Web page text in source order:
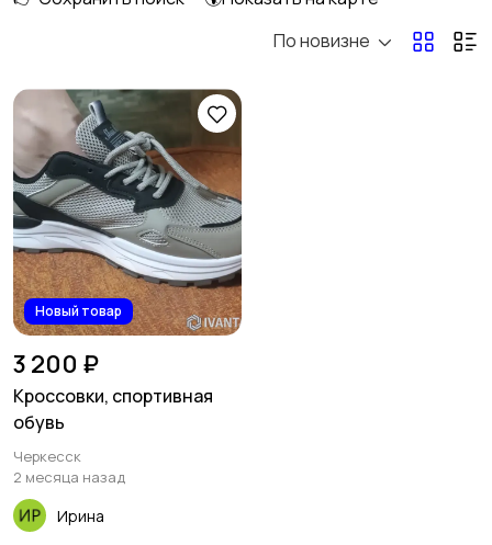
Рубашки
Спецодежда
Другое
По новизне
Новый товар
3 200 ₽
Кроссовки, спортивная
обувь
Черкесск
2 месяца назад
Ирина